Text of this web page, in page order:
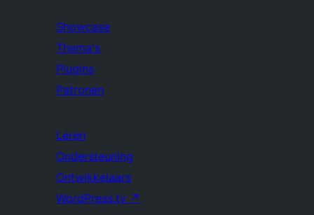
Showcase
Thema's
Plugins
Patronen
Leren
Ondersteuning
Ontwikkelaars
WordPress.tv ↗